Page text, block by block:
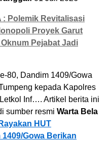
: Polemik Revitalisasi
Proyek Garut
Pejabat Jadi
80, Dandim 1409/Gowa
kepada Kapolres
Inf…. Artikel berita ini
sumber resmi Warta Bela
Rayakan HUT
Gowa Berikan